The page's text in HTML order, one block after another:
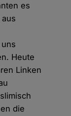
es
Heute
Linken
die